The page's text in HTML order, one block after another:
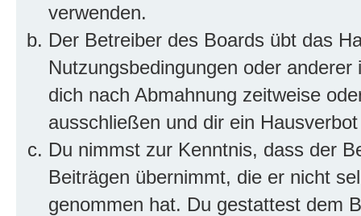
verwenden.
Der Betreiber des Boards übt das
Nutzungsbedingungen oder
dich nach Abmahnung zeitweise
ausschließen und dir ein
Du nimmst zur Kenntnis, dass der
Beiträgen übernimmt, die er nicht
genommen hat. Du gestattest dem